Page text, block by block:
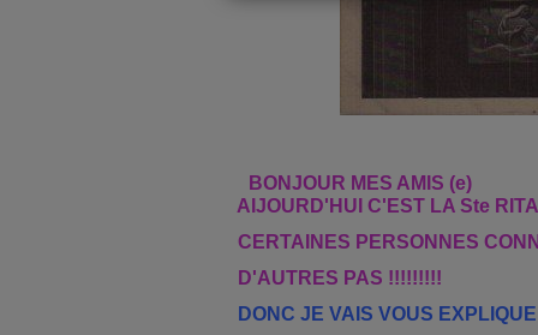
BONJOUR MES AMIS (e)
AIJOURD'HUI C'EST LA Ste RITA
CERTAINES PERSONNES
D'AUTRES PAS !!!!!!!!!
DONC JE VAIS VOUS